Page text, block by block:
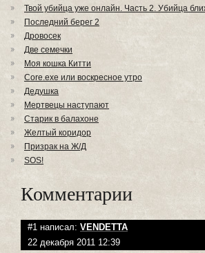
Твой убийца уже онлайн. Часть 2. Убийца
Последний берег 2
Дровосек
Две семечки
Моя кошка Китти
Core.exe или воскресное утро
Дедушка
Мертвецы наступают
Старик в балахоне
Желтый коридор
Призрак на Ж/Д
SOS!
Комментарии
#1 написал: VENDETTA
22 декабря 2011 12:39